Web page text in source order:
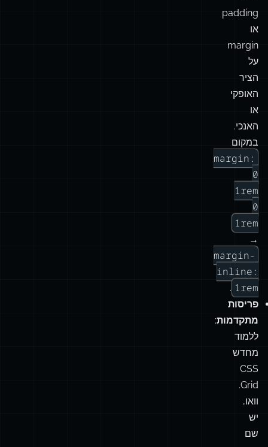
inline
ו-
-
block
הגדר
padding
או
margin
על
הציר
האופקי
או
האנכי.
במקום
margin:
0
1rem
0
1rem
→
margin-
inline:
1rem
פריסות
מתקדמות
ללמוד
מחדש